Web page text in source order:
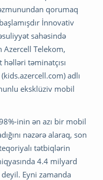
qorumaq
İnnovativ
sahəsində
Telekom,
təminatçısı
adlı
eksklüziv mobil
inin ən azı bir mobil
nəzərə alaraq, son
tətbiqlərin
4.4 milyard
Eyni zamanda